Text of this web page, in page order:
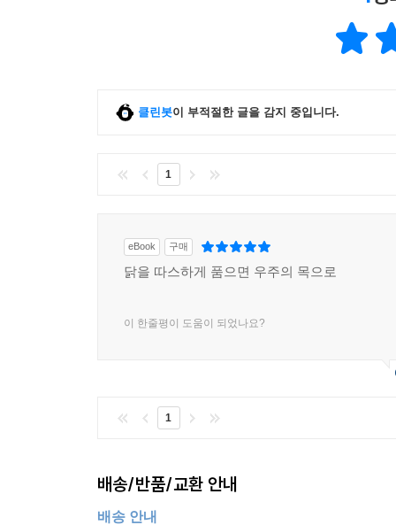
클린봇이 부적절한 글을 감지 중입니다.
1
eBook 구매
닭을 따스하게 품으면 우주의 목으로
이 한줄평이 도움이 되었나요?
1
배송/반품/교환 안내
배송 안내